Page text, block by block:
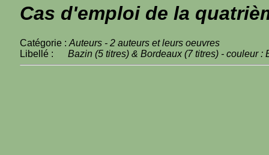
Cas d'emploi de la
Catégorie : Auteurs - 2 auteurs et leurs oeuvres
Libellé : Bazin (5 titres) & Bordeaux (7 titres) - couleur :